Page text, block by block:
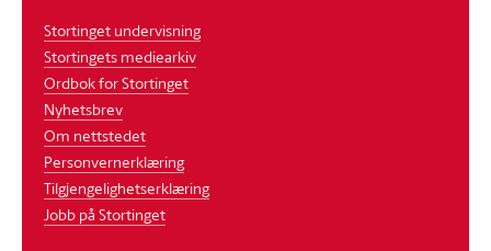
Stortinget undervisning
Stortingets mediearkiv
Ordbok for Stortinget
Nyhetsbrev
Om nettstedet
Personvernerklæring
Tilgjengelighetserklæring
Jobb på Stortinget